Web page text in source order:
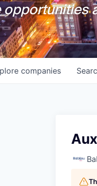
opportunities
companies